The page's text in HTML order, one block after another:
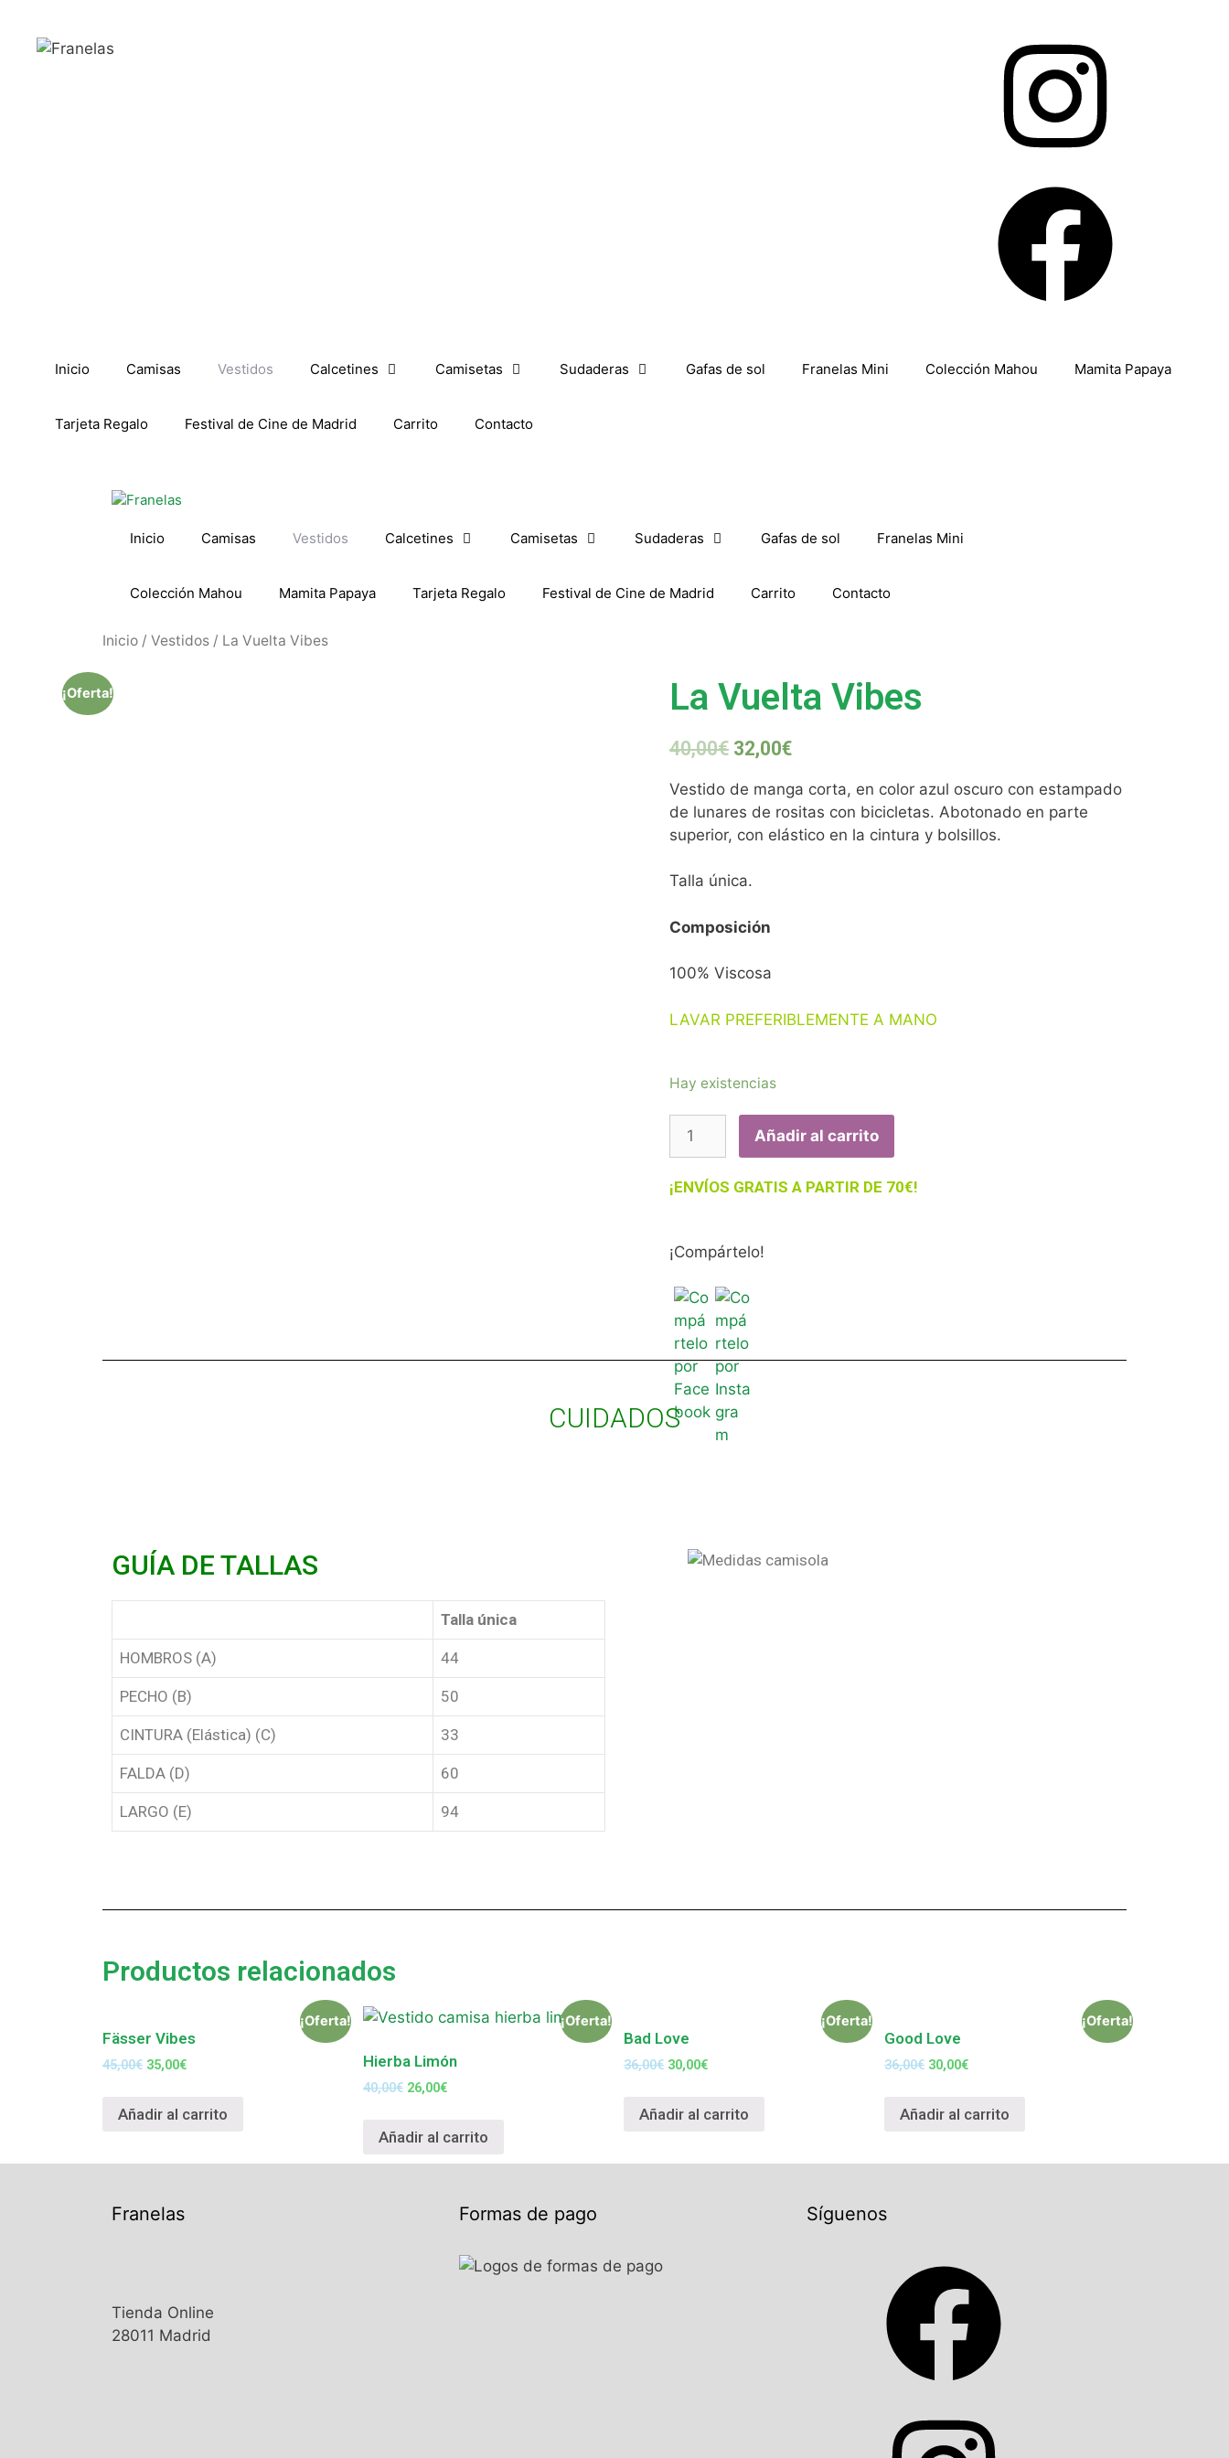
Inicio Camisas Vestidos Calcetines Camisetas Sudaderas Gafas de sol Franelas Mini Colección Mahou Mamita Papaya
Tarjeta Regalo Festival de Cine de Madrid Carrito Contacto
Inicio Camisas Vestidos Calcetines Camisetas Sudaderas Gafas de sol Franelas Mini
Colección Mahou Mamita Papaya Tarjeta Regalo Festival de Cine de Madrid Carrito Contacto
Inicio / Vestidos / La Vuelta Vibes
¡Oferta! La Vuelta Vibes
40,00€ 32,00€
Vestido de manga corta, en color azul oscuro con estampado
de lunares de rositas con bicicletas. Abotonado en parte
superior, con elástico en la cintura y bolsillos.
Talla única.
Composición
100% Viscosa
LAVAR PREFERIBLEMENTE A MANO
Hay existencias
Añadir al carrito
¡ENVÍOS GRATIS A PARTIR DE 70€!
¡Compártelo!
CUIDADOS
GUÍA DE TALLAS
Talla única
HOMBROS (A) 44
PECHO (B) 50
CINTURA (Elástica) (C) 33
FALDA (D) 60
LARGO (E) 94
Productos relacionados
¡Oferta!
Fässer Vibes
45,00€ 35,00€
Añadir al carrito
¡Oferta!
Hierba Limón
40,00€ 26,00€
Añadir al carrito
¡Oferta!
Bad Love
36,00€ 30,00€
Añadir al carrito
¡Oferta!
Good Love
36,00€ 30,00€
Añadir al carrito
Franelas
Tienda Online
28011 Madrid
Formas de pago Síguenos